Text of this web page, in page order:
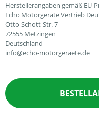
Herstellerangaben gemäß EU-
Echo Motorgeräte Vertrieb
Otto-Schott-Str. 7
72555 Metzingen
Deutschland
info@echo-motorgeraete.de